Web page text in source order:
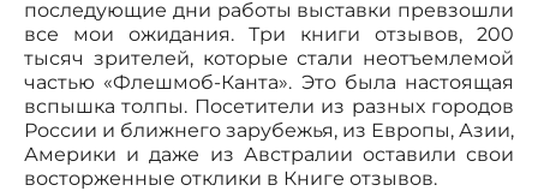
последующие дни работы выставки превзошли
все мои ожидания. Три книги отзывов, 200
тысяч зрителей, которые стали неотъемлемой
частью «Флешмоб-Канта». Это была настоящая
вспышка толпы. Посетители из разных городов
России и ближнего зарубежья, из Европы, Азии,
Америки и даже из Австралии оставили свои
восторженные отклики в Книге отзывов.